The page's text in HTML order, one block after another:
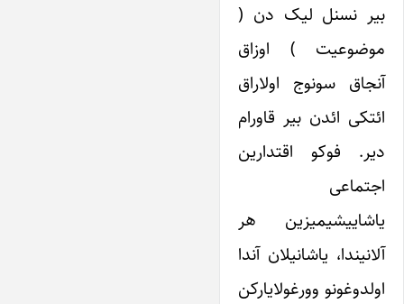
بیر نسنل لیک دن (
موضوعیت ) اوزاق
آنجاق سونوج اولاراق
ائتکی ائدن بیر قاورام
دیر. فوکو اقتدارین
اجتماعی
یاشاییشیمیزین هر
آلانیندا، یاشانیلان آندا
اولدوغونو وورغولایارکن